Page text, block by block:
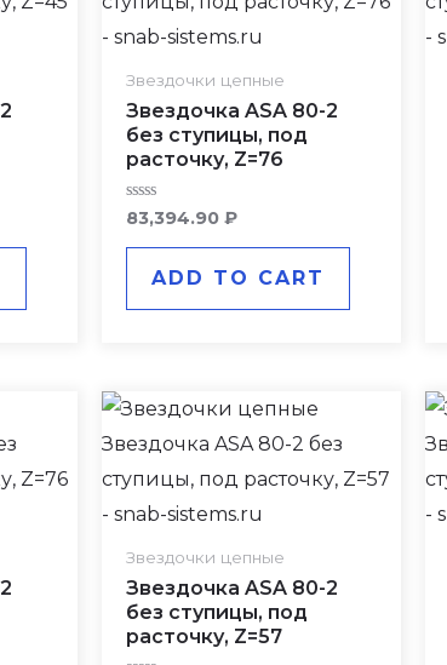
Звездочки цепные
Звездочка ASA 80-2
без ступицы, под
расточку, Z=76
Rated
0
out
83,394.90 ₽
ADD TO CART
Звездочки цепные
Звездочка ASA 80-2
без ступицы, под
расточку, Z=57